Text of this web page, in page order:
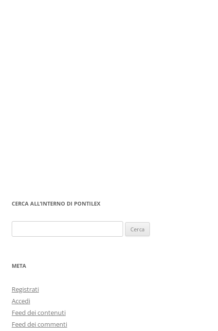
CERCA ALL’INTERNO DI PONTILEX
per:
META
Registrati
Accedi
Feed dei contenuti
Feed dei commenti